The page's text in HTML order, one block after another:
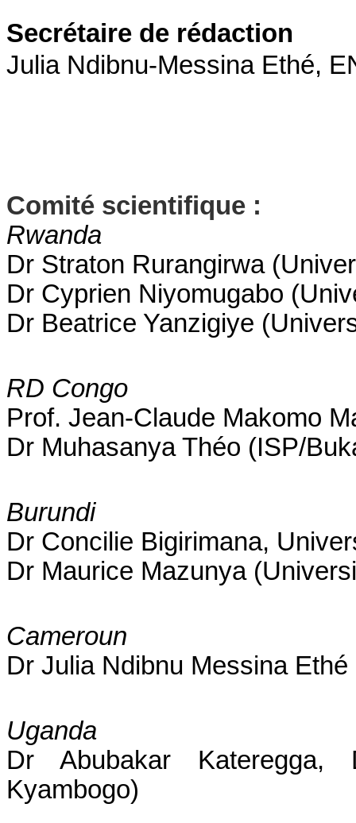
Secrétaire de rédaction
Julia Ndibnu-Messina Ethé,
Comité scientifique :
Rwanda
Dr Straton Rurangirwa
Dr Cyprien Niyomugabo
Dr Beatrice Yanzigiye
RD Congo
Prof. Jean-Claude Makomo
Dr Muhasanya Théo (ISP/
Burundi
Dr Concilie Bigirimana,
Dr Maurice Mazunya
Cameroun
Dr Julia Ndibnu Messina
Uganda
Dr Abubakar
Kyambogo)